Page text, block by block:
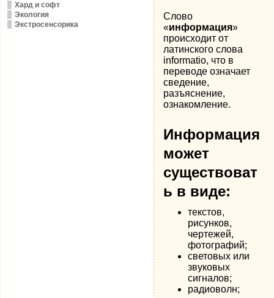
Хард и софт
Экология
Экстросенсорика
Слово
«информация»
происходит от
латинского слова
informatio, что в
переводе означает
сведение,
разъяснение,
ознакомление.
Информация
может
существоват
ь в виде:
текстов,
рисунков,
чертежей,
фотографий;
световых или
звуковых
сигналов;
радиоволн;